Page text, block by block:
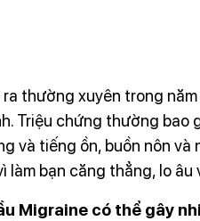
ra thường xuyên trong
Triệu chứng thường bao
và tiếng ồn, buồn nôn
làm bạn căng thẳng, lo âu
Migraine có thể gây